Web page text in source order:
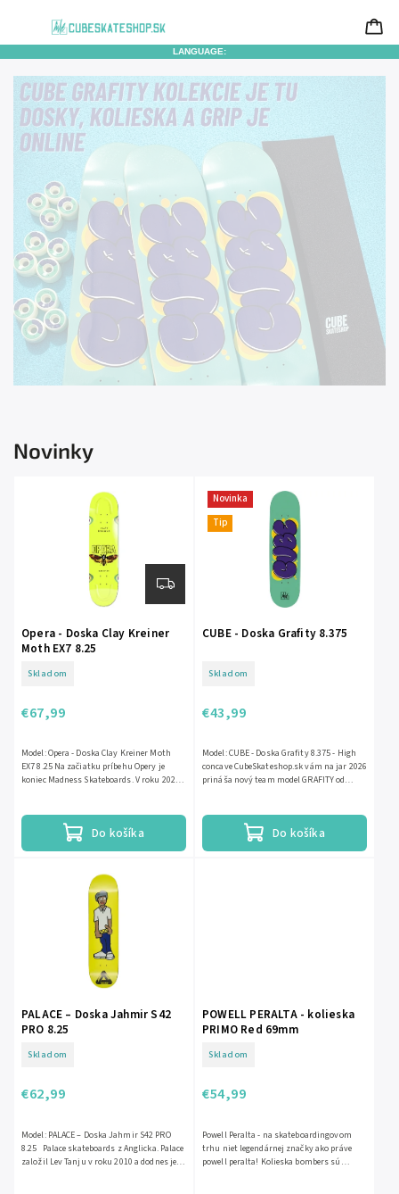
LANGUAGE:
Novinky
Opera - Doska Clay Kreiner
Moth EX7 8.25
Skladom
€67,99
Do košíka
Model: Opera - Doska Clay Kreiner Moth
EX7 8.25 Na začiatku príbehu Opery je
koniec Madness Skateboards. V roku 2023
Novinka
Tip
CUBE - Doska Grafity 8.375
Skladom
€43,99
Do košíka
Model: CUBE - Doska Grafity 8.375 - High
concave CubeSkateshop.sk vám na jar 2026
prináša nový team model GRAFITY od
PALACE – Doska Jahmir S42
PRO 8.25
Skladom
€62,99
Model: PALACE – Doska Jahmir S42 PRO
8.25 Palace skateboards z Anglicka. Palace
založil Lev Tanju v roku 2010 a dodnes je
POWELL PERALTA - kolieska
PRIMO Red 69mm
Skladom
€54,99
Powell Peralta - na skateboardingovom
trhu niet legendárnej značky ako práve
powell peralta! Kolieska bombers sú